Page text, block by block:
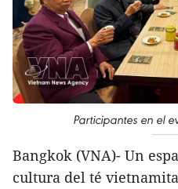
Participantes en el
Bangkok (VNA)- Un
cultura del té